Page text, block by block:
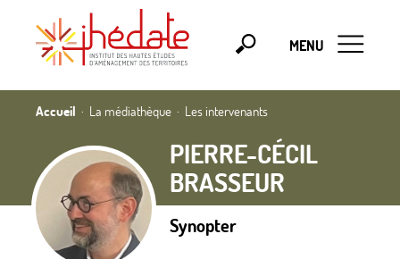
MENU
Accueil La médiathèque Les intervenants
PIERRE-CÉCIL
BRASSEUR
Synopter